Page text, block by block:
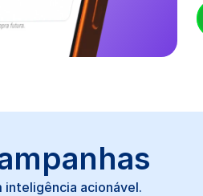
inteligência acionável.